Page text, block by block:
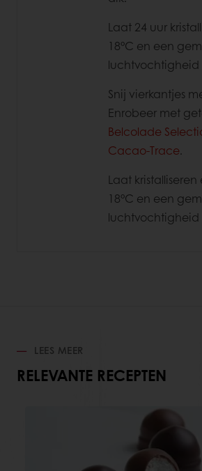
Laat 24 uur
18°C en een
luchtvochtigheid
Snij vierkantjes
Enrobeer met
Belcolade
Cacao-Trace.
Laat
18°C en een
luchtvochtigheid
LEES MEER
RELEVANTE RECEPTEN